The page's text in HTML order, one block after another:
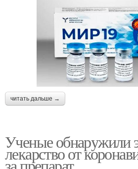
читать дальше →
Ученые обнаружили
лекарство от